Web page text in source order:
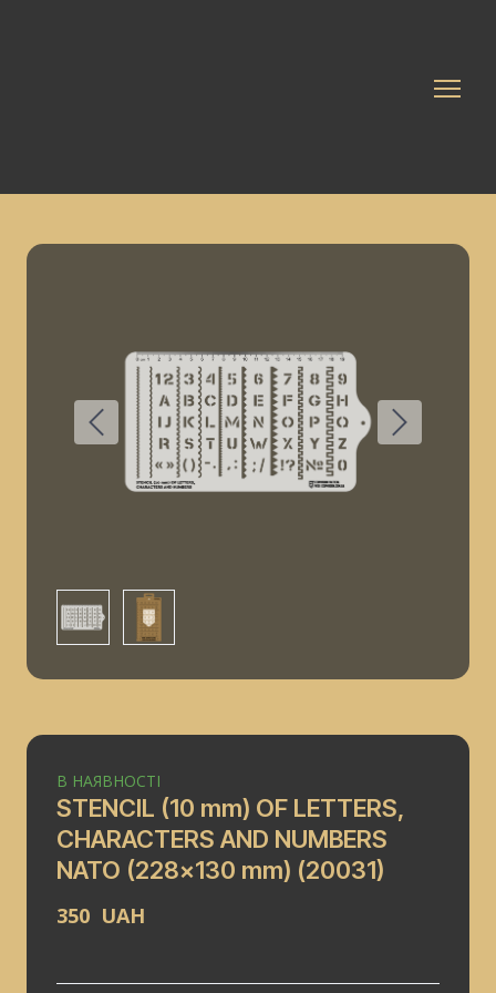
В НАЯВНОСТІ
STENCIL (10 mm) OF LETTERS,
CHARACTERS AND NUMBERS
NATO (228x130 mm) (20031)
350  UAH